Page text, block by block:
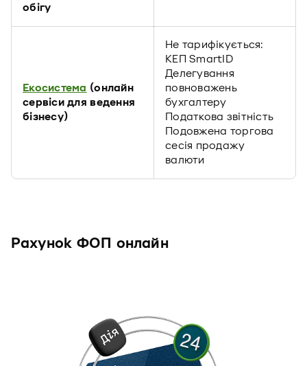
обігу
Екосистема (онлайн
сервіси для ведення
бізнесу)
Не тарифікується:
КЕП SmartID
Делегування
повноважень
бухгалтеру
Податкова звітність
Подовжена торгова
сесія продажу
валюти
Рахунок ФОП онлайн